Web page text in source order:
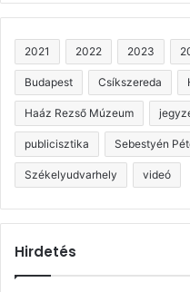
2021 2022 2023
Budapest Csíkszereda
Haáz Rezső Múzeum
publicisztika Sebestyén
Székelyudvarhely videó
Hirdetés